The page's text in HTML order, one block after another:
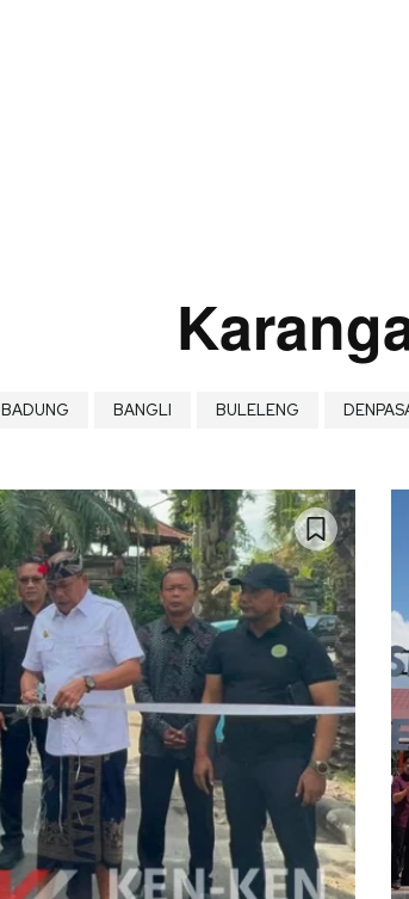
BADUNG BANGLI BULELENG